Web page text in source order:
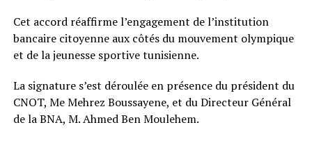
Cet accord réaffirme l’engagement de l’institution
bancaire citoyenne aux côtés du mouvement olympique
et de la jeunesse sportive tunisienne.
La signature s’est déroulée en présence du président du
CNOT, Me Mehrez Boussayene, et du Directeur Général
de la BNA, M. Ahmed Ben Moulehem.